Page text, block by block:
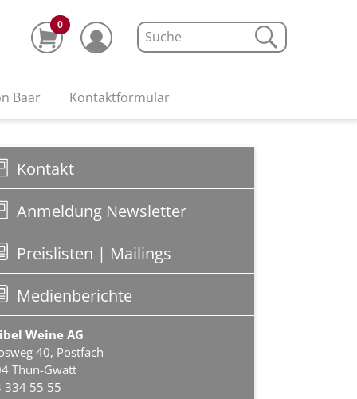
0
Baar Kontaktformular
Kontakt
Anmeldung Newsletter
Preislisten | Mailings
Medienberichte
Weine AG
40, Postfach
Thun-Gwatt
334 55 55